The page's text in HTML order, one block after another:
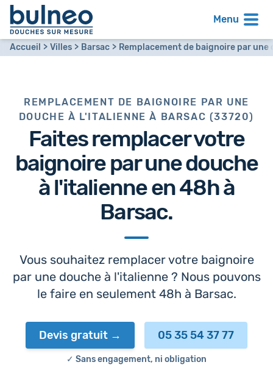
Menu
Accueil Villes Barsac Remplacement de baignoire par
REMPLACEMENT DE BAIGNOIRE PAR UNE
DOUCHE À L'ITALIENNE À BARSAC (33720)
Faites remplacer votre
baignoire parune douche
à l'italienne en 48hà
Barsac.
Vous souhaitez remplacer votre baignoire
par une douche à l'italienne ? Nous pouvons
le faire en seulement 48h à Barsac.
Devis gratuit 05 35 54 37 77
✓ Sans engagement, ni obligation